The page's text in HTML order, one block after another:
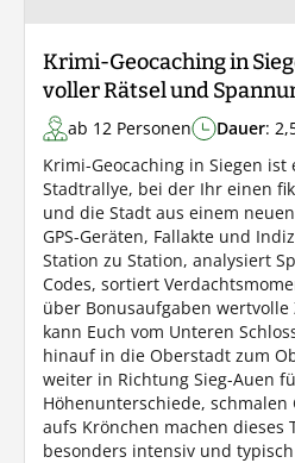
Krimi-Geocaching in
voller Rätsel und
ab 12 Personen Dauer:
Krimi-Geocaching in Siegen ist
Stadtrallye, bei der Ihr einen
und die Stadt aus einem
GPS-Geräten, Fallakte und
Station zu Station, analysiert
Codes, sortiert
über Bonusaufgaben wertvolle
kann Euch vom Unteren
hinauf in die Oberstadt zum
weiter in Richtung Sieg-Auen
Höhenunterschiede, schmalen
aufs Krönchen machen dieses
besonders intensiv und